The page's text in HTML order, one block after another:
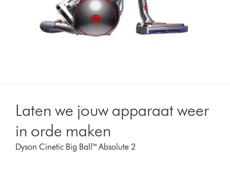
Laten we jouw apparaat weer
in orde maken
Dyson Cinetic Big Ball™ Absolute 2